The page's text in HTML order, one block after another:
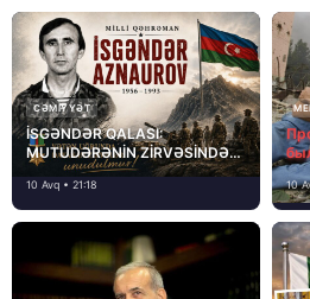
CƏMIYYƏT
İSGƏNDƏR QALASI:
MUTUDƏRƏNİN ZİRVƏSİNDƏ
YAZILAN QƏHRƏMANLIQ
10 Avq • 21:18 10